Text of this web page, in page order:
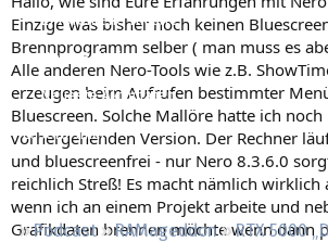
Empfohlene Inhalte
Neue Beiträge
Neueste Aktivitäten
Leserartikel
Regeln
Podcast RAMageddon
RTX 5000
m
Einzige was bisher noch keinen
Brennprogramm selber ( man muss es
Alle anderen Nero-Tools wie z.B.
erzeugen beim Aufrufen bestimmter
Bluescreen. Solche Mallöre hatte ich
vorhergehenden Version. Der Rechner
und bluescreenfrei - nur Nero 8.3.6.0
reichlich Streß! Es macht nämlich wirklich
wenn ich an einem Projekt arbeite und
Grafikdaten brennen möchte wenn dann